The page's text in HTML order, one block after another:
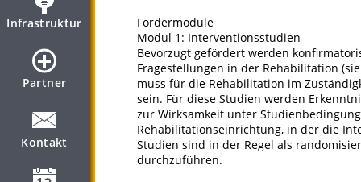
Infrastruktur
Partner
Kontakt
Fördermodule
Modul 1: Interventionsstudien
Bevorzugt gefördert werden
Fragestellungen in der Rehabilitation
muss für die Rehabilitation im
sein. Für diese Studien werden
zur Wirksamkeit unter
Rehabilitationseinrichtung, in der die
Studien sind in der Regel als
durchzuführen.